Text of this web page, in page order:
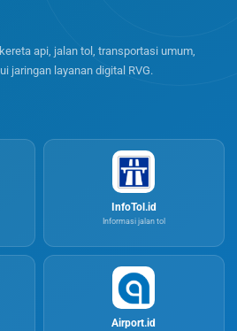
api, jalan tol, transportasi umum,
jaringan layanan digital RVG.
InfoTol.id
Informasi jalan tol
Airport.id